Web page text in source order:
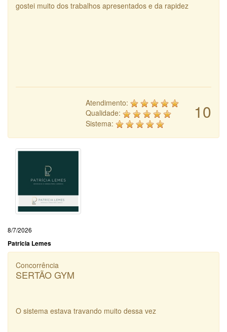
gostei muito dos trabalhos apresentados e da rapidez
10
Atendimento:
Qualidade:
Sistema:
8/7/2026
Patricia Lemes
Concorrência
SERTÃO GYM
O sistema estava travando muito dessa vez